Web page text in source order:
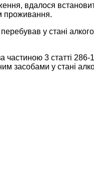
вдалося
проживання.
у стані
частиною 3 статті
засобами у стані